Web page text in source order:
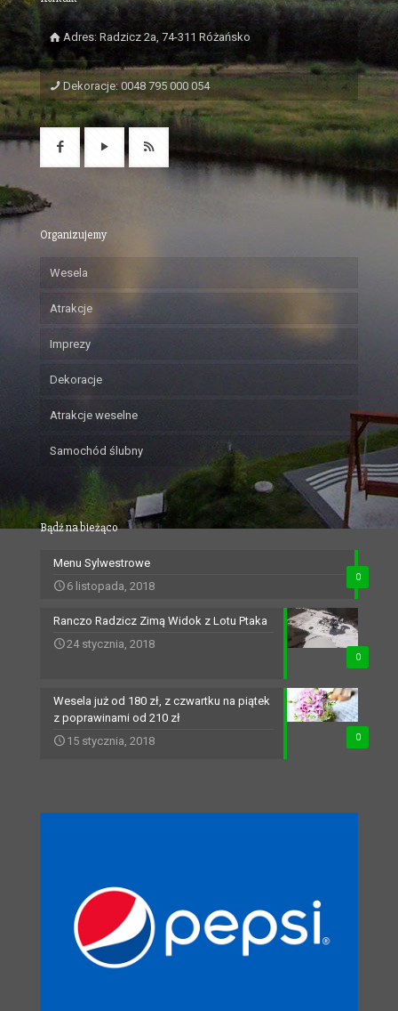
Adres: Radzicz 2a, 74-311 Różańsko
Dekoracje: 0048 795 000 054
Organizujemy
Wesela
Atrakcje
Imprezy
Dekoracje
Atrakcje weselne
Samochód ślubny
Bądź na bieżąco
0
Menu Sylwestrowe
6 listopada, 2018
0
Ranczo Radzicz Zimą Widok z Lotu Ptaka
24 stycznia, 2018
0
Wesela już od 180 zł, z czwartku na piątek
z poprawinami od 210 zł
15 stycznia, 2018